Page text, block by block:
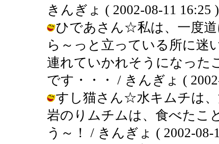
きんぎょ ( 2002-08-11 16:25 )
ひであさん☆私は、一度
ら～っと立っている所に迷
連れていかれそうになった
です・・・ / きんぎょ (
すし猫さん☆水キムチは
岩のりムチムは、食べたこ
う～！ / きんぎょ ( 2002-08-